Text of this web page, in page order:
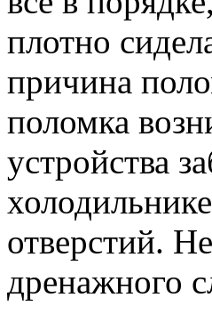
плотно
причина
поломка
устройства
отверстий.
дренажного